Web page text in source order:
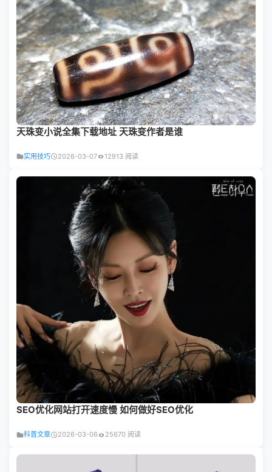
天珠变小说全集下载地址 天珠变作者是谁
实用技巧 2026-03-07 12913 阅读
SEO优化网站打开速度慢 如何做好SEO优化
科普文章 2026-03-06 25670 阅读